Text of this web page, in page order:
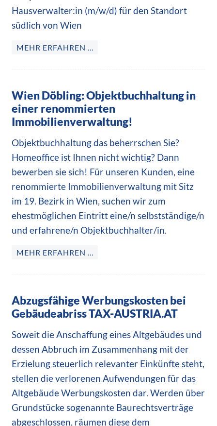
Hausverwalter:in (m/w/d) für den Standort
südlich von Wien
MEHR ERFAHREN …
Wien Döbling: Objektbuchhaltung in
einer renommierten
Immobilienverwaltung!
Objektbuchhaltung das beherrschen Sie?
Homeoffice ist Ihnen nicht wichtig? Dann
bewerben sie sich! Für unseren Kunden, eine
renommierte Immobilienverwaltung mit Sitz
im 19. Bezirk in Wien, suchen wir zum
ehestmöglichen Eintritt eine/n selbstständige/n
und erfahrene/n Objektbuchhalter/in.
MEHR ERFAHREN …
Abzugsfähige Werbungskosten bei
Gebäudeabriss TAX-AUSTRIA.AT
Soweit die Anschaffung eines Altgebäudes und
dessen Abbruch im Zusammenhang mit der
Erzielung steuerlich relevanter Einkünfte steht,
stellen die verlorenen Aufwendungen für das
Altgebäude Werbungskosten dar. Werden über
Grundstücke sogenannte Baurechtsverträge
abgeschlossen, räumen diese dem